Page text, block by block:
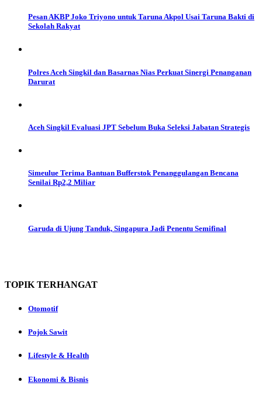
Pesan AKBP Joko Triyono untuk Taruna Akpol Usai Taruna Bakti di
Sekolah Rakyat
Polres Aceh Singkil dan Basarnas Nias Perkuat Sinergi Penanganan
Darurat
Aceh Singkil Evaluasi JPT Sebelum Buka Seleksi Jabatan Strategis
Simeulue Terima Bantuan Bufferstok Penanggulangan Bencana
Senilai Rp2,2 Miliar
Garuda di Ujung Tanduk, Singapura Jadi Penentu Semifinal
TOPIK TERHANGAT
Otomotif
Pojok Sawit
Lifestyle & Health
Ekonomi & Bisnis